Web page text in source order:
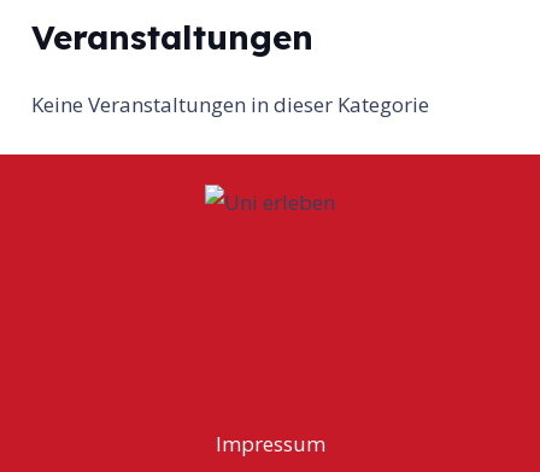
Veranstaltungen
Keine Veranstaltungen in dieser Kategorie
Impressum